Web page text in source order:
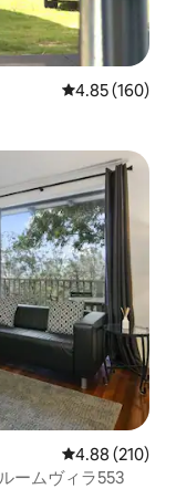
レビュー160
4.85 (160)
レビュー210
4.88 (210)
ームヴィラ553